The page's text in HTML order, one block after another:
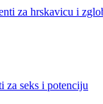
za hrskavicu i
za seks i potenciju